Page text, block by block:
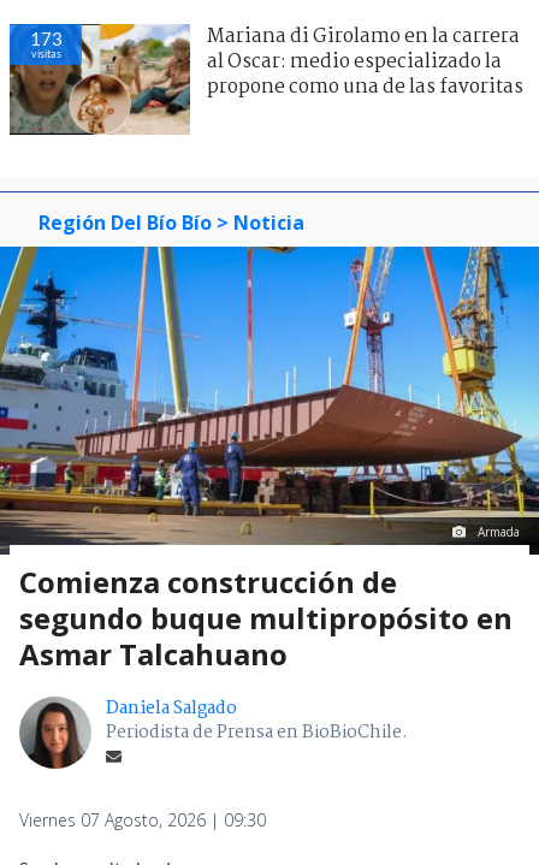
173
visitas
Mariana di Girolamo en la carrera
al Oscar: medio especializado la
propone como una de las favoritas
Región Del Bío Bío > Noticia
Armada
Comienza construcción de
segundo buque multipropósito en
Asmar Talcahuano
Daniela Salgado
Periodista de Prensa en BioBioChile.
Viernes 07 Agosto, 2026 | 09:30